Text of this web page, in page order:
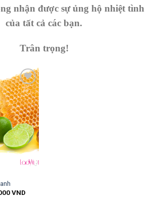
nhận được sự ủng hộ nhiệt tình
của tất cả các bạn.
Trân trọng!
Thêm
vào
danh
sách
yêu
thích
VNDKhoảng